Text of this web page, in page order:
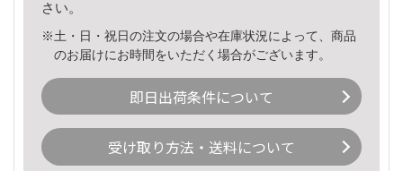
さい。
※土・日・祝日の注文の場合や在庫状況によって、商品
のお届けにお時間をいただく場合がございます。
即日出荷条件について
受け取り方法・送料について